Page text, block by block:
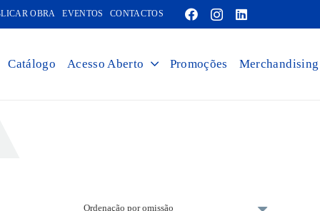
OBRA EVENTOS CONTACTOS
Catálogo Acesso Aberto Promoções Merchandising